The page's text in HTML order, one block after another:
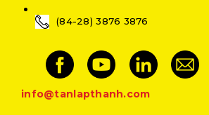
(84-28) 3876 3876
info@tanlapthanh.com